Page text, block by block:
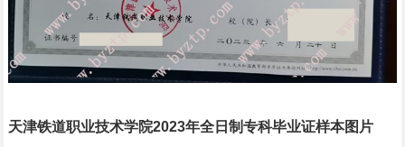
天津铁道职业技术学院2023年全日制专科毕业证样本图片